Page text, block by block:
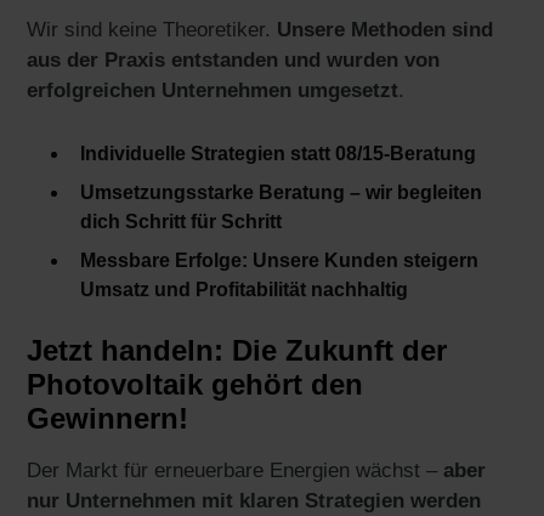
Wir sind keine Theoretiker. Unsere Methoden sind
aus der Praxis entstanden und wurden von
erfolgreichen Unternehmen umgesetzt.
Individuelle Strategien statt 08/15-Beratung
Umsetzungsstarke Beratung – wir begleiten
dich Schritt für Schritt
Messbare Erfolge: Unsere Kunden steigern
Umsatz und Profitabilität nachhaltig
Jetzt handeln: Die Zukunft der
Photovoltaik gehört den
Gewinnern!
Der Markt für erneuerbare Energien wächst – aber
nur Unternehmen mit klaren Strategien werden